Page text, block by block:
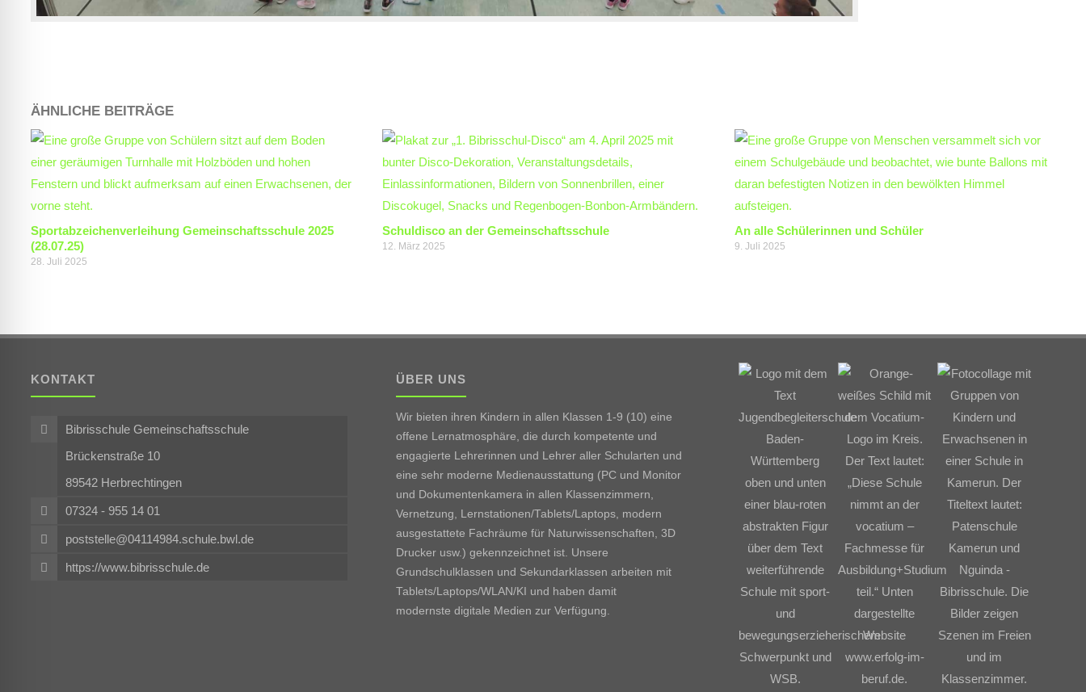
ÄHNLICHE BEITRÄGE
Sportabzeichenverleihung Gemeinschaftsschule 2025
(28.07.25)
28. Juli 2025
Schuldisco an der Gemeinschaftsschule
12. März 2025
An alle Schülerinnen und Schüler
9. Juli 2025
KONTAKT
Bibrisschule Gemeinschaftsschule
Brückenstraße 10
89542 Herbrechtingen
07324 - 955 14 01
poststelle@04114984.schule.bwl.de
https://www.bibrisschule.de
ÜBER UNS
Wir bieten ihren Kindern in allen Klassen 1-9 (10) eine
offene Lernatmosphäre, die durch kompetente und
engagierte Lehrerinnen und Lehrer aller Schularten und
eine sehr moderne Medienausstattung (PC und Monitor
und Dokumentenkamera in allen Klassenzimmern,
Vernetzung, Lernstationen/Tablets/Laptops, modern
ausgestattete Fachräume für Naturwissenschaften, 3D
Drucker usw.) gekennzeichnet ist. Unsere
Grundschulklassen und Sekundarklassen arbeiten mit
Tablets/Laptops/WLAN/KI und haben damit
modernste digitale Medien zur Verfügung.